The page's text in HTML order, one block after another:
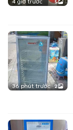
5
36 phút trước 2